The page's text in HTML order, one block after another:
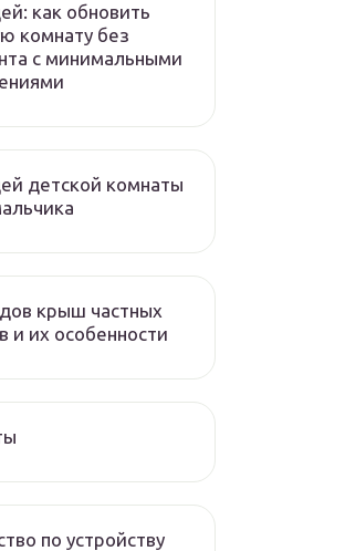
как обновить
комнату без
с минимальными
детской комнаты
крыш частных
и их особенности
по устройству